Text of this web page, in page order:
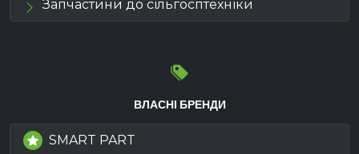
Запчастини до сільгосптехніки
ВЛАСНІ БРЕНДИ
SMART PART